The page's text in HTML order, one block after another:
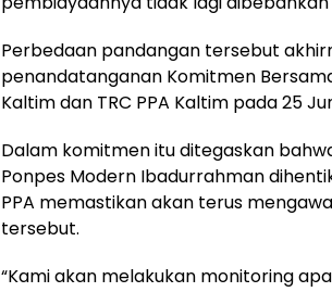
Perbedaan pandangan tersebut
penandatanganan Komitmen
Kaltim dan TRC PPA Kaltim pada 25
Dalam komitmen itu ditegaskan
Ponpes Modern Ibadurrahman
PPA memastikan akan terus
tersebut.
“Kami akan melakukan monitoring